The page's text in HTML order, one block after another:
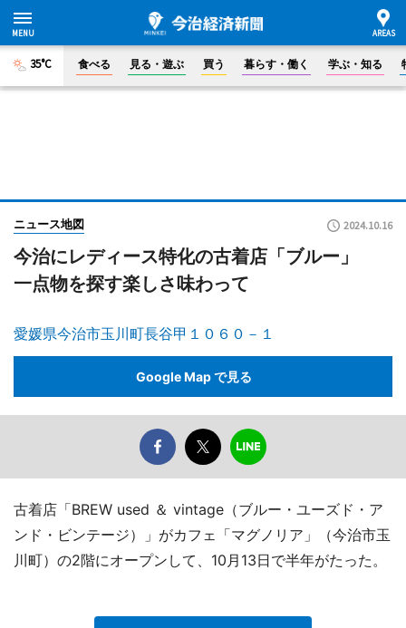
35°C 食べる 見る・遊ぶ 買う 暮らす・働く 学ぶ・知る
ニュース地図 2024.10.16
今治にレディース特化の古着店「ブルー」
一点物を探す楽しさ味わって
愛媛県今治市玉川町長谷甲１０６０－１
Google Map で見る
古着店「BREW used ＆ vintage（ブルー・ユーズド・ア
ンド・ビンテージ）」がカフェ「マグノリア」（今治市玉
川町）の2階にオープンして、10月13日で半年がたった。